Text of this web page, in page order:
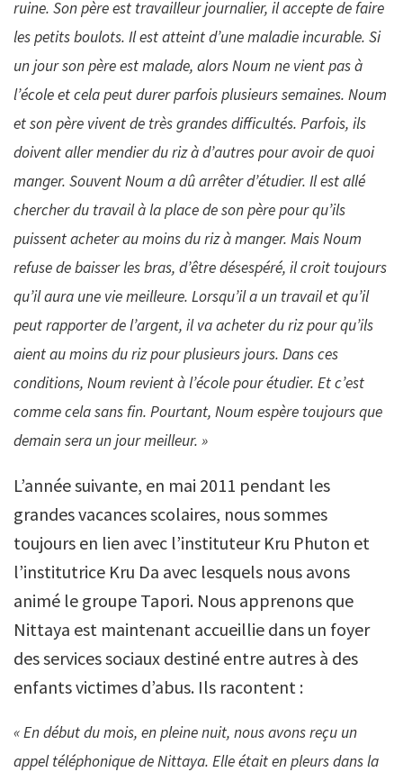
ruine. Son père est travailleur journalier, il accepte de faire
les petits boulots. Il est atteint d’une maladie incurable. Si
un jour son père est malade, alors Noum ne vient pas à
l’école et cela peut durer parfois plusieurs semaines. Noum
et son père vivent de très grandes difficultés. Parfois, ils
doivent aller mendier du riz à d’autres pour avoir de quoi
manger. Souvent Noum a dû arrêter d’étudier. Il est allé
chercher du travail à la place de son père pour qu’ils
puissent acheter au moins du riz à manger. Mais Noum
refuse de baisser les bras, d’être désespéré, il croit toujours
qu’il aura une vie meilleure. Lorsqu’il a un travail et qu’il
peut rapporter de l’argent, il va acheter du riz pour qu’ils
aient au moins du riz pour plusieurs jours. Dans ces
conditions, Noum revient à l’école pour étudier. Et c’est
comme cela sans fin. Pourtant, Noum espère toujours que
demain sera un jour meilleur. »
L’année suivante, en mai 2011 pendant les
grandes vacances scolaires, nous sommes
toujours en lien avec l’instituteur Kru Phuton et
l’institutrice Kru Da avec lesquels nous avons
animé le groupe Tapori. Nous apprenons que
Nittaya est maintenant accueillie dans un foyer
des services sociaux destiné entre autres à des
enfants victimes d’abus. Ils racontent :
« En début du mois, en pleine nuit, nous avons reçu un
appel téléphonique de Nittaya. Elle était en pleurs dans la